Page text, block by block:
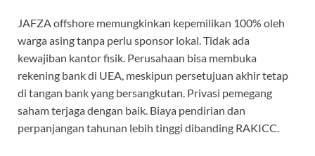
JAFZA offshore memungkinkan kepemilikan 100% oleh
warga asing tanpa perlu sponsor lokal. Tidak ada
kewajiban kantor fisik. Perusahaan bisa membuka
rekening bank di UEA, meskipun persetujuan akhir tetap
di tangan bank yang bersangkutan. Privasi pemegang
saham terjaga dengan baik. Biaya pendirian dan
perpanjangan tahunan lebih tinggi dibanding RAKICC.